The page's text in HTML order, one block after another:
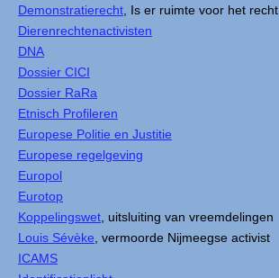
Demonstratierecht, Is er ruimte voor het recht
Dierenrechtenactivisten
DNA
Dossier CICI
Dossier RaRa
Etnisch Profileren
Europese Politie en Justitie
Europese regelgeving
Europol
Eurotop
Koppelingswet, uitsluiting van vreemdelingen
Louis Sévèke, vermoorde Nijmeegse activist
ICAMS